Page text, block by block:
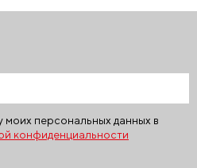
моих персональных данных в
конфиденциальности